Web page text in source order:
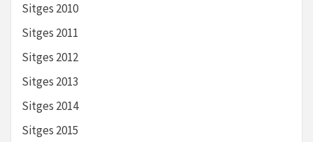
Sitges 2010
Sitges 2011
Sitges 2012
Sitges 2013
Sitges 2014
Sitges 2015